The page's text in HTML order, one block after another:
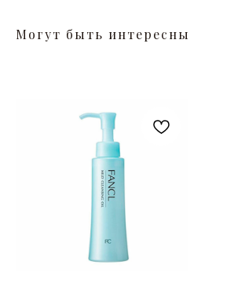
Могут быть интересны